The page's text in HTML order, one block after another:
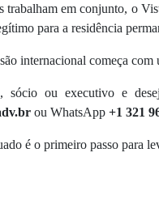
trabalham em conjunto, o
para a residência
internacional começa
sócio ou executivo e
ou WhatsApp +1 321
é o primeiro passo para